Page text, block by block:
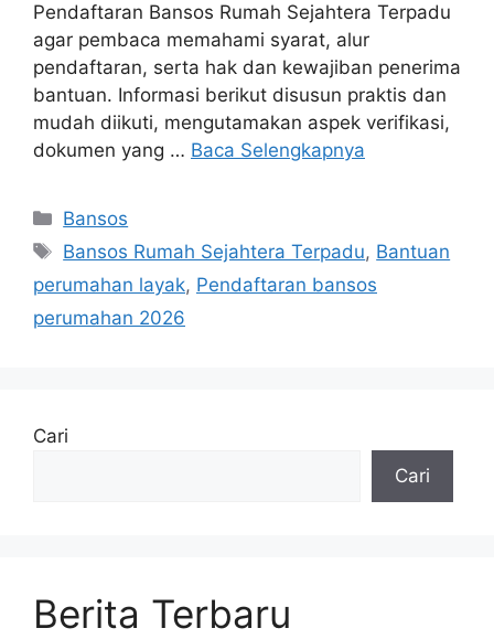
Pendaftaran Bansos Rumah Sejahtera Terpadu
agar pembaca memahami syarat, alur
pendaftaran, serta hak dan kewajiban penerima
bantuan. Informasi berikut disusun praktis dan
mudah diikuti, mengutamakan aspek verifikasi,
dokumen yang … Baca Selengkapnya
Kategori
Bansos
Tag
Bansos Rumah Sejahtera Terpadu, Bantuan
perumahan layak, Pendaftaran bansos
perumahan 2026
Cari
Cari
Berita Terbaru